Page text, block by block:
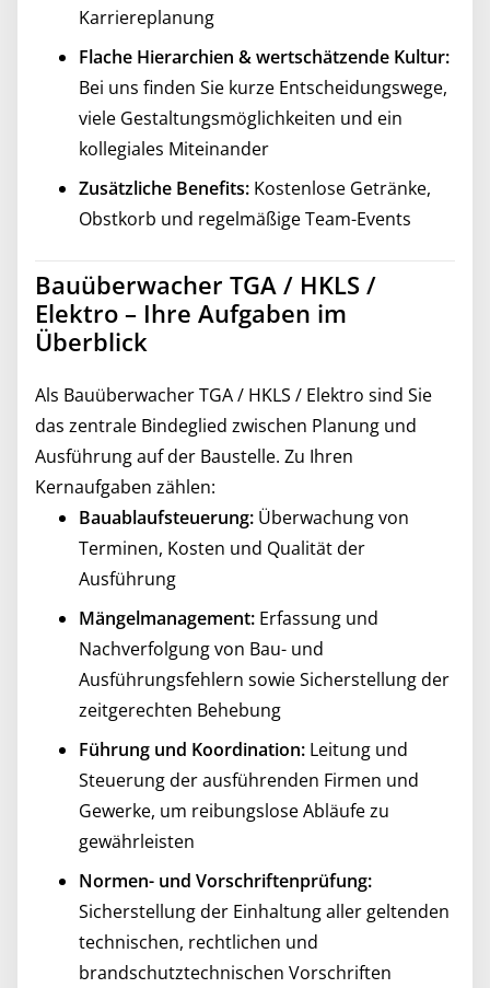
Karriereplanung
Flache Hierarchien & wertschätzende Kultur:
Bei uns finden Sie kurze Entscheidungswege,
viele Gestaltungsmöglichkeiten und ein
kollegiales Miteinander
Zusätzliche Benefits: Kostenlose Getränke,
Obstkorb und regelmäßige Team-Events
Bauüberwacher TGA / HKLS /
Elektro – Ihre Aufgaben im
Überblick
Als Bauüberwacher TGA / HKLS / Elektro sind Sie
das zentrale Bindeglied zwischen Planung und
Ausführung auf der Baustelle. Zu Ihren
Kernaufgaben zählen:
Bauablaufsteuerung: Überwachung von
Terminen, Kosten und Qualität der
Ausführung
Mängelmanagement: Erfassung und
Nachverfolgung von Bau- und
Ausführungsfehlern sowie Sicherstellung der
zeitgerechten Behebung
Führung und Koordination: Leitung und
Steuerung der ausführenden Firmen und
Gewerke, um reibungslose Abläufe zu
gewährleisten
Normen- und Vorschriftenprüfung:
Sicherstellung der Einhaltung aller geltenden
technischen, rechtlichen und
brandschutztechnischen Vorschriften